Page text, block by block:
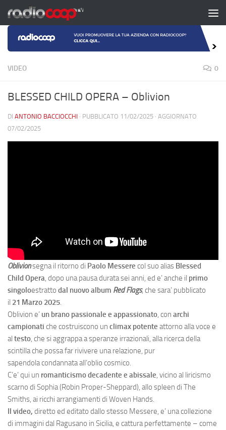
Salta al contenuto
VIDEO 0
BLESSED CHILD OPERA – Oblivion
DI ANTONIO BACCIOCCHI · PUBBLICATO 11/02/2025 · AGGIORNATO
07/02/2025
Oblivionsegna il ritorno di Paolo Messere col suo alias Blessed
Child Opera, dopo una pausa durata sei anni, ed e’ anche il primo
singoloestratto dal nuovo album Red Flags, che sara’ pubblicato
il 21 Marzo 2025.
Oblivion e’ un brano passionale e appassionato, con archi
campionati che costruiscono un climax potente attorno alla voce e
al testo, che si aggrappa a speranze irrazionali, alla ricerca della
scintilla che possa far rivivere una relazione, pur
sapendola condannata all’oblio cosmico.
C’e’ qui un romanticismo decadente e abissale, vicino al liricismo
scarno di Sophia (Robin Proper-Sheppard), allo spleen di The
Smiths, ai ricchi arrangiamenti di Woven Hands.
Il video, diretto ed editato dallo stesso Messere, e’ una collezione
di immagini dal Ragusano in Sicilia, e cattura perfettamente – come